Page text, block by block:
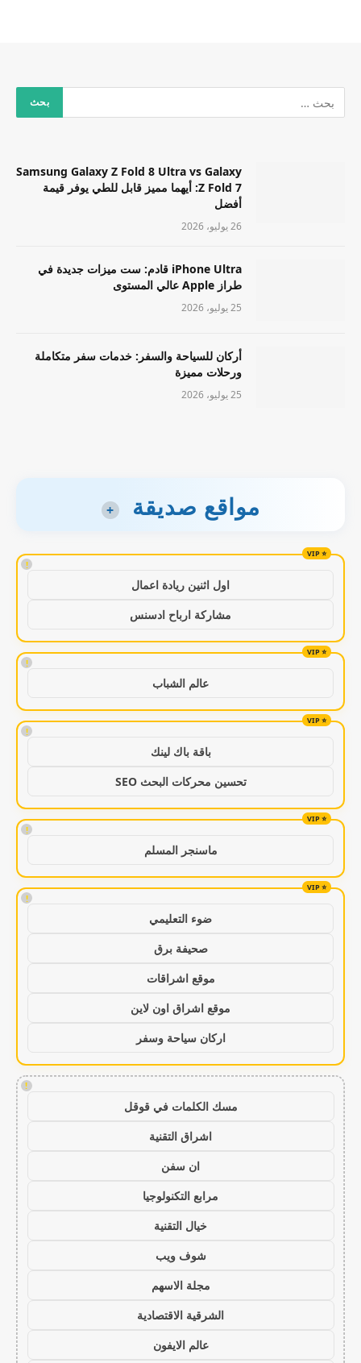
Samsung Galaxy Z Fold 8 Ultra vs Galaxy
Z Fold 7: أيهما مميز قابل للطي يوفر قيمة
أفضل
26 يوليو، 2026
iPhone Ultra قادم: ست ميزات جديدة في
طراز Apple عالي المستوى
25 يوليو، 2026
أركان للسياحة والسفر: خدمات سفر متكاملة
ورحلات مميزة
25 يوليو، 2026
مواقع صديقة +
!
اول اثنين ريادة اعمال
مشاركة ارباح ادسنس
!
عالم الشباب
!
باقة باك لينك
تحسين محركات البحث SEO
!
ماسنجر المسلم
!
ضوء التعليمي
صحيفة برق
موقع اشراقات
موقع اشراق اون لاين
اركان سياحة وسفر
!
مسك الكلمات في قوقل
اشراق التقنية
ان سفن
مرابع التكنولوجيا
خيال التقنية
شوف ويب
مجلة الاسهم
الشرقية الاقتصادية
عالم الايفون